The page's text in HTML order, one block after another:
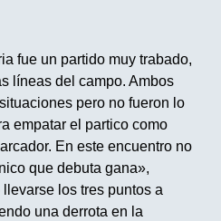
fue un partido muy trabado,
líneas del campo. Ambos
pero no fueron lo
empatar el partico como
En este encuentro no
que debuta gana»,
los tres puntos a
una derrota en la